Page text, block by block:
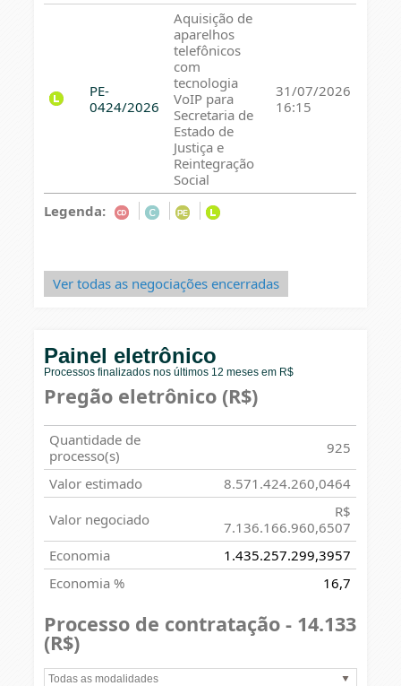
PE-
0424/2026
Aquisição de
aparelhos
telefônicos
com
tecnologia
VoIP para
Secretaria de
Estado de
Justiça e
Reintegração
Social
31/07/2026
16:15
Legenda:
Ver todas as negociações encerradas
Painel eletrônico
Processos finalizados nos últimos 12 meses em R$
Pregão eletrônico (R$)
Quantidade de
processo(s)
925
Valor estimado
8.571.424.260,0464
Valor negociado
R$
7.136.166.960,6507
Economia
1.435.257.299,3957
Economia %
16,7
Processo de contratação - 14.133
(R$)
Todas as modalidades